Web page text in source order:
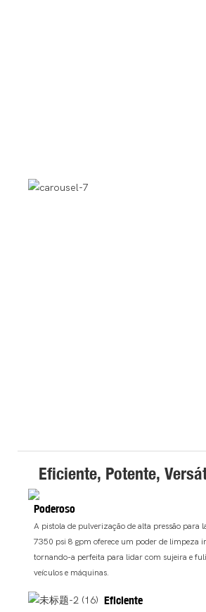
Eficiente, Potente,
Poderoso
A pistola de pulverização de alta pressão para
7350 psi 8 gpm oferece um poder de limpeza
tornando-a perfeita para lidar com sujeira e
veículos e máquinas.
Eficiente